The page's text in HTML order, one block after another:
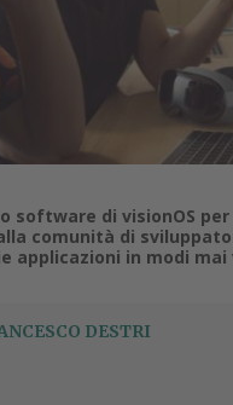
software di visionOS
comunità di
applicazioni in modi
DESTRI